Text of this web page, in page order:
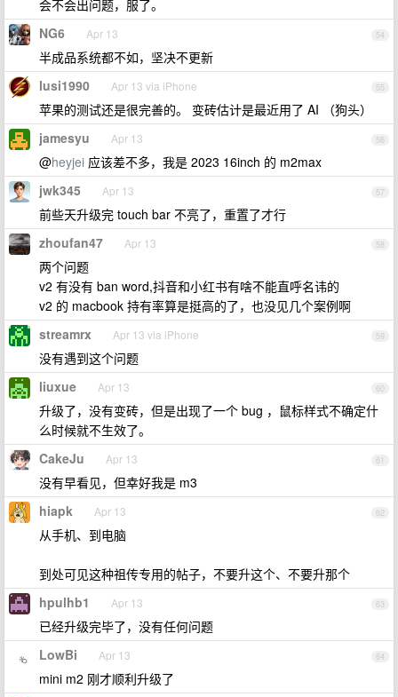
会不会出问题，服了。
54
NG6 Apr 13
半成品系统都不如，坚决不更新
55
lusi1990 Apr 13 via iPhone
苹果的测试还是很完善的。 变砖估计是最近用了 AI （狗头）
56
jamesyu Apr 13
@heyjei 应该差不多，我是 2023 16inch 的 m2max
57
jwk345 Apr 13
前些天升级完 touch bar 不亮了，重置了才行
58
zhoufan47 Apr 13
两个问题
v2 有没有 ban word,抖音和小红书有啥不能直呼名讳的
v2 的 macbook 持有率算是挺高的了，也没见几个案例啊
59
streamrx Apr 13 via iPhone
没有遇到这个问题
60
liuxue Apr 13
升级了，没有变砖，但是出现了一个 bug ，鼠标样式不确定什
么时候就不生效了。
61
CakeJu Apr 13
没有早看见，但幸好我是 m3
62
hiapk Apr 13
从手机、到电脑
到处可见这种祖传专用的帖子，不要升这个、不要升那个
63
hpulhb1 Apr 13
已经升级完毕了，没有任何问题
64
LowBi Apr 13
mini m2 刚才顺利升级了